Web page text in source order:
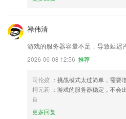
禄伟清
游戏的服务器容量不足，导致延迟
2026-06-08 12:56 推荐
司伦姣 ：挑战模式太过简单，需要
柯元莉 ：游戏的服务器稳定，不会
自
更多回复